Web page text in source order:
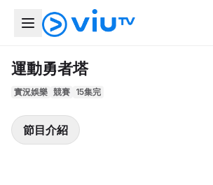
運動勇者塔
實況娛樂 競賽 15集完
節目介紹